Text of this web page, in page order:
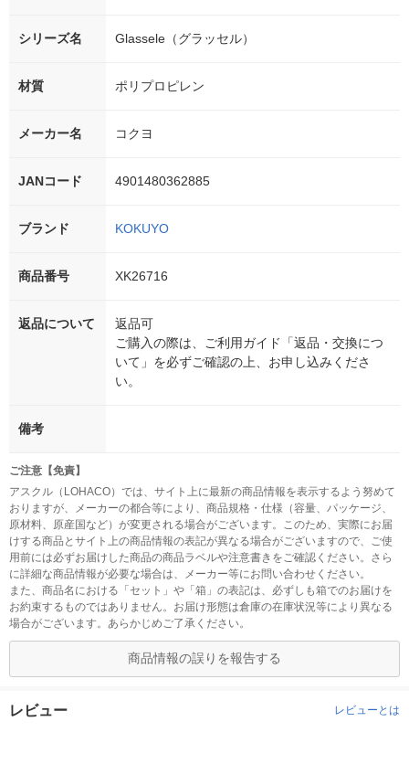
シリーズ名 Glassele（グラッセル）
材質 ポリプロピレン
メーカー名 コクヨ
JANコード 4901480362885
ブランド KOKUYO
商品番号 XK26716
返品について
返品可
ご購入の際は、ご利用ガイド「返品・交換につ
いて」を必ずご確認の上、お申し込みくださ
い。
備考
ご注意【免責】
アスクル（LOHACO）では、サイト上に最新の商品情報を表示するよう努めて
おりますが、メーカーの都合等により、商品規格・仕様（容量、パッケージ、
原材料、原産国など）が変更される場合がございます。このため、実際にお届
けする商品とサイト上の商品情報の表記が異なる場合がございますので、ご使
用前には必ずお届けした商品の商品ラベルや注意書きをご確認ください。さら
に詳細な商品情報が必要な場合は、メーカー等にお問い合わせください。
また、商品名における「セット」や「箱」の表記は、必ずしも箱でのお届けを
お約束するものではありません。お届け形態は倉庫の在庫状況等により異なる
場合がございます。あらかじめご了承ください。
商品情報の誤りを報告する
レビュー レビューとは